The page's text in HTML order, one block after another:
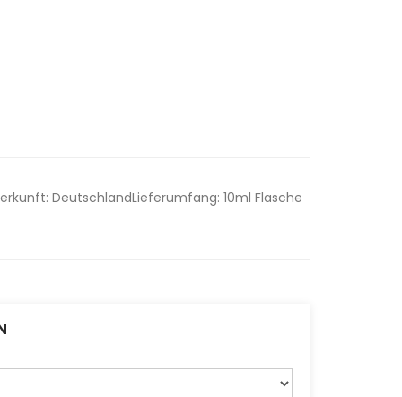
DeutschlandLieferumfang: 10ml Flasche